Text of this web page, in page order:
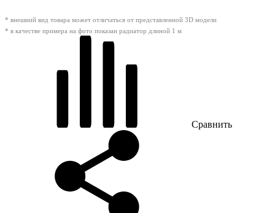
* внешний вид товара может отличаться от представленной 3D модели
* в качестве примера на фото показан радиатор длиной 1 м
Сравнить